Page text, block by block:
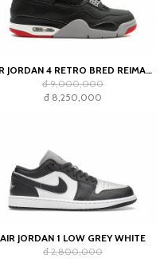
AIR JORDAN 4 RETRO BRED REIMAGINED
đ 9,000,000
đ 8,250,000
AIR JORDAN 1 LOW GREY WHITE
đ 2,800,000